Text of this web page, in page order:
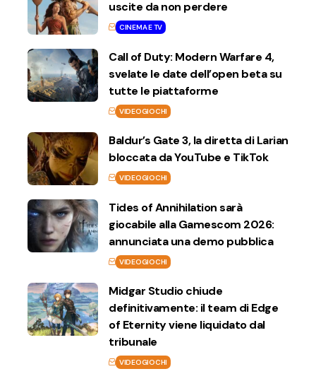
uscite da non perdere
CINEMA E TV
Call of Duty: Modern Warfare 4,
svelate le date dell’open beta su
tutte le piattaforme
VIDEOGIOCHI
Baldur’s Gate 3, la diretta di Larian
bloccata da YouTube e TikTok
VIDEOGIOCHI
Tides of Annihilation sarà
giocabile alla Gamescom 2026:
annunciata una demo pubblica
VIDEOGIOCHI
Midgar Studio chiude
definitivamente: il team di Edge
of Eternity viene liquidato dal
tribunale
VIDEOGIOCHI